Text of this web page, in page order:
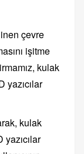
çevre
işitme
kulak
yazıcılar
kulak